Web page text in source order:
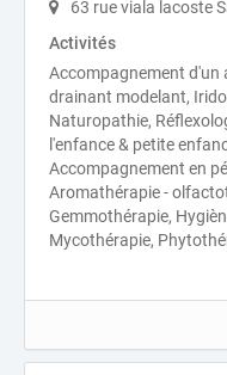
63 rue viala lacoste
Activités
Accompagnement d'un
drainant modelant,
Naturopathie,
l'enfance & petite
Accompagnement en
Aromathérapie -
Gemmothérapie,
Mycothérapie,